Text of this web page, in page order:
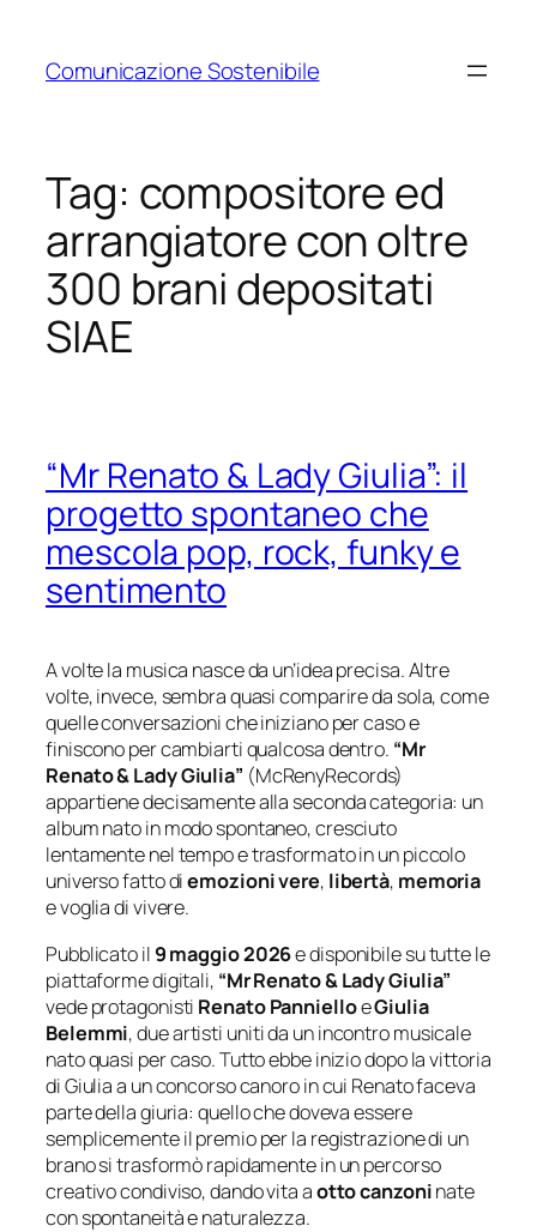
contenuto
Comunicazione Sostenibile
Tag: compositore ed
arrangiatore con oltre
300 brani depositati
SIAE
“Mr Renato & Lady Giulia”: il
progetto spontaneo che
mescola pop, rock, funky e
sentimento
A volte la musica nasce da un’idea precisa. Altre
volte, invece, sembra quasi comparire da sola, come
quelle conversazioni che iniziano per caso e
finiscono per cambiarti qualcosa dentro. “Mr
Renato & Lady Giulia” (McRenyRecords)
appartiene decisamente alla seconda categoria: un
album nato in modo spontaneo, cresciuto
lentamente nel tempo e trasformato in un piccolo
universo fatto diemozioni vere, libertà, memoria
e voglia di vivere.
Pubblicato il 9 maggio 2026e disponibile su tutte le
piattaforme digitali, “Mr Renato & Lady Giulia”
vede protagonisti Renato PannielloeGiulia
Belemmi, due artisti uniti da un incontro musicale
nato quasi per caso. Tutto ebbe inizio dopo la vittoria
di Giulia a un concorso canoro in cui Renato faceva
parte della giuria: quello che doveva essere
semplicemente il premio per la registrazione di un
brano si trasformò rapidamente in un percorso
creativo condiviso, dando vita aotto canzoninate
con spontaneità e naturalezza.